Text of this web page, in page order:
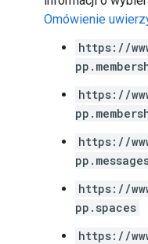
Omówienie
https://
https://
https://
https://
pp.spaces
https://